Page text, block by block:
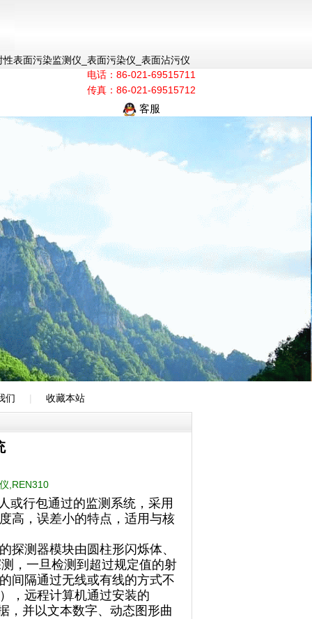
表面污染监测仪_表面污染仪_表面沾污仪
电话：86-021-69515711
传真：86-021-69515712
客服
们 | 收藏本站
,REN310
行包通过的监测系统，采用
高，误差小的特点，适用与核
探测器模块由圆柱形闪烁体、
，一旦检测到超过规定值的射
间隔通过无线或有线的方式不
，远程计算机通过安装的
，并以文本数字、动态图形曲